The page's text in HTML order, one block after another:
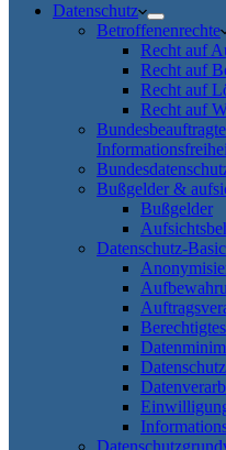
Datenschutz
Betroffenenrechte
Recht auf
Recht auf
Recht auf
Recht auf
Bußgelder &
Bußgelder
Datenschutz-